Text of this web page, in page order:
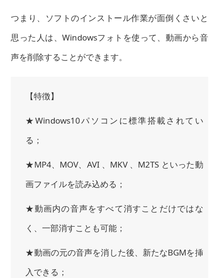
つまり、ソフトのインストール作業が面倒くさいと
思った人は、Windowsフォトを使って、動画から音
声を削除することができます。
【特徴】
★Windows10パソコンに標準搭載されてい
る；
★MP4、MOV、AVI 、MKV 、M2TS といった動
画ファイルを読み込める；
★動画内の音声をすべて消すことだけではな
く、一部消すことも可能；
★動画の元の音声を消した後、新たなBGMを挿
入できる；